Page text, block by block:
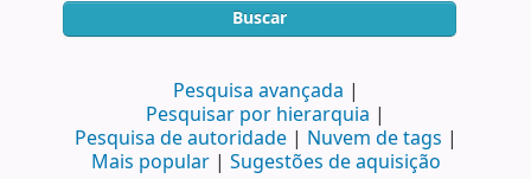
Buscar
Pesquisa avançada
Pesquisar por hierarquia
Pesquisa de autoridade
Nuvem de tags
Mais popular
Sugestões de aquisição